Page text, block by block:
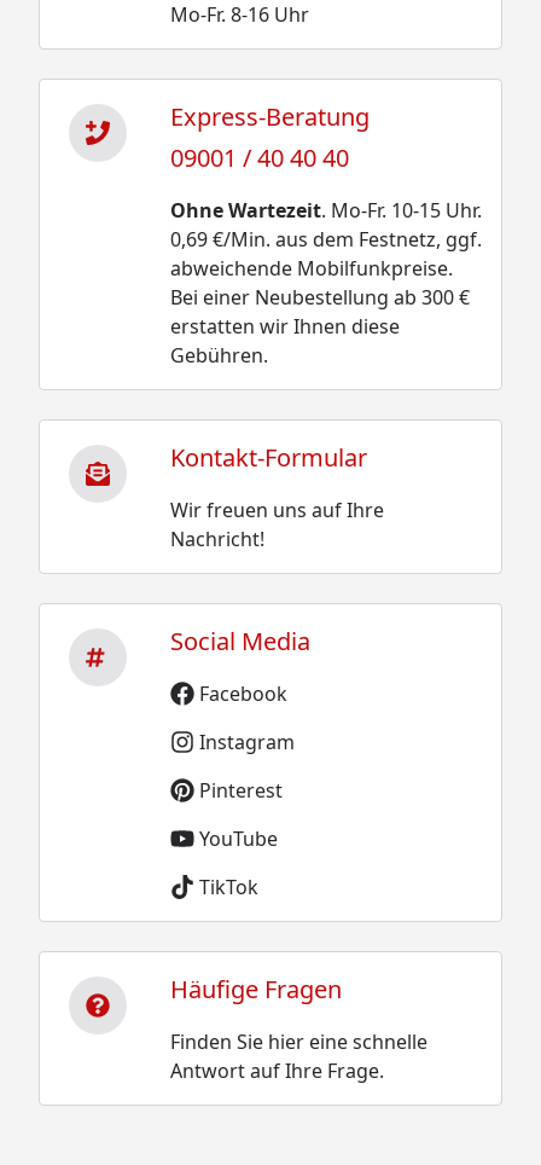
Mo-Fr. 8-16 Uhr
Express-Beratung
09001 / 40 40 40
Ohne Wartezeit. Mo-Fr. 10-15 Uhr.
0,69 €/Min. aus dem Festnetz, ggf.
abweichende Mobilfunkpreise.
Bei einer Neubestellung ab 300 €
erstatten wir Ihnen diese
Gebühren.
Kontakt-Formular
Wir freuen uns auf Ihre
Nachricht!
Social Media
Facebook
Instagram
Pinterest
YouTube
TikTok
Häufige Fragen
Finden Sie hier eine schnelle
Antwort auf Ihre Frage.